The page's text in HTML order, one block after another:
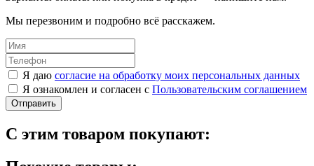
Мы перезвоним и подробно всё расскажем.
Я даю согласие на обработку моих персональных данных
Я ознакомлен и согласен с Пользовательским соглашением
Отправить
С этим товаром покупают: